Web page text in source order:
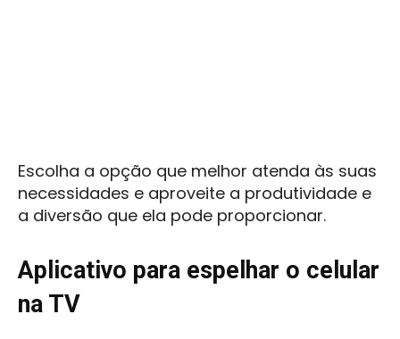
Escolha a opção que melhor atenda às suas
necessidades e aproveite a produtividade e
a diversão que ela pode proporcionar.
Aplicativo para espelhar o celular
na TV